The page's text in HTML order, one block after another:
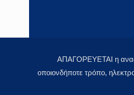
ΑΠΑΓΟΡΕΥΕΤΑΙ η
οποιονδήποτε τρόπο,